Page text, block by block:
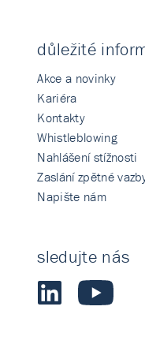
důležité
Akce a novinky
Kariéra
Kontakty
Whistleblowing
Nahlášení stížnosti
Zaslání zpětné
Napište nám
sledujte nás